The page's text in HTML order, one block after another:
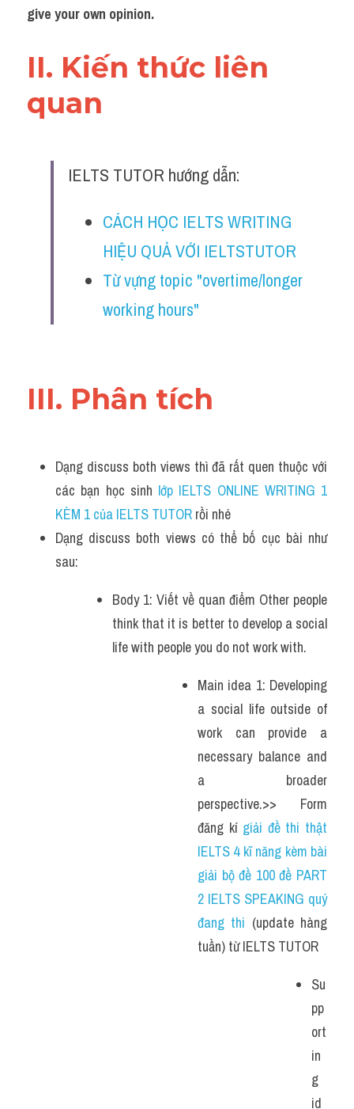
Task 1
Đề thi IELTS thật
Advice
Đề thi thật Task 2
Writing
give your own opinion.
II. Kiến thức liên
quan
IELTS TUTOR hướng dẫn:
CÁCH HỌC IELTS WRITING
HIỆU QUẢ VỚI IELTSTUTOR
Từ vựng topic "overtime/longer
working hours"
III. Phân tích
Dạng discuss both views thì đã rất quen thuộc với
các bạn học sinh lớp IELTS ONLINE WRITING 1
KÈM 1 của IELTS TUTOR rồi nhé
Dạng discuss both views có thể bố cục bài như
sau:
Body 1: Viết về quan điểm Other people
think that it is better to develop a social
life with people you do not work with.
Main idea 1: Developing
a social life outside of
work can provide a
necessary balance and
a broader
perspective.>> Form
đăng kí giải đề thi thật
IELTS 4 kĩ năng kèm bài
giải bộ đề 100 đề PART
2 IELTS SPEAKING quý
đang thi (update hàng
tuần) từ IELTS TUTOR
Su
pp
ort
in
g
id